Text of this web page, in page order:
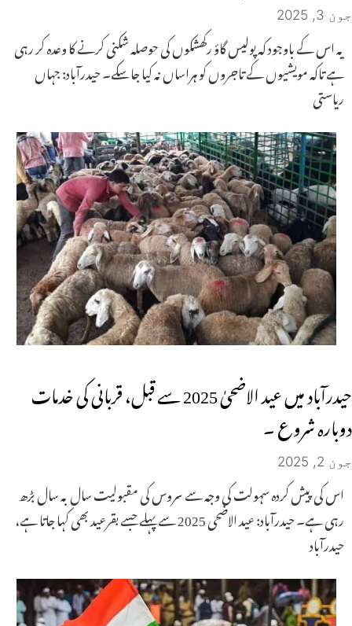
جون 3, 2025
یہ اس کے باوجود کہ پولیس گاؤ رکھشکوں کی حوصلہ شکنی کرنے کا وعدہ کر رہی
ہے تاکہ مویشیوں کے تاجروں کو ہراساں نہ کیا جا سکے۔ حیدرآباد: جہاں
ریاستی
حیدرآباد میں عید الاضحیٰ 2025 سے قبل، قربانی کی خدمات
دوبارہ شروع ۔
جون 2, 2025
اس کی پیش کردہ سہولت کی وجہ سے سروس کی مقبولیت سال بہ سال بڑھ
رہی ہے۔ حیدرآباد: عید الاضحی 2025 سے پہلے جسے بقرعید بھی کہا جاتا ہے،
حیدرآباد